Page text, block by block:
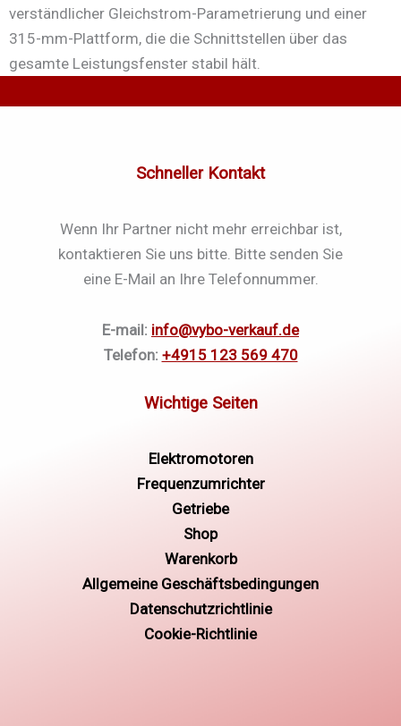
verständlicher Gleichstrom-Parametrierung und einer
315-mm-Plattform, die die Schnittstellen über das
gesamte Leistungsfenster stabil hält.
Schneller Kontakt
Wenn Ihr Partner nicht mehr erreichbar ist,
kontaktieren Sie uns bitte. Bitte senden Sie
eine E-Mail an Ihre Telefonnummer.
E-mail: info@vybo-verkauf.de
Telefon: +4915 123 569 470
Elektromotoren
Frequenzumrichter
Getriebe
Shop
Warenkorb
Allgemeine Geschäftsbedingungen
Datenschutzrichtlinie
Cookie-Richtlinie